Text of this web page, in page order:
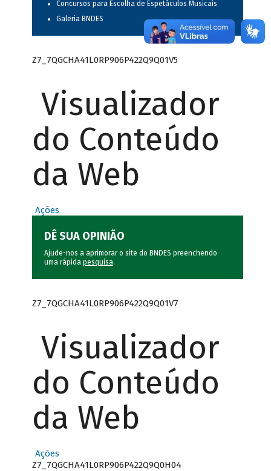
Concursos para Escolha de Espetáculos Musicais
Galeria BNDES
Z7_7QGCHA41L0RP906P422Q9Q01V5
Visualizador
do Conteúdo
da Web
Ações
DÊ SUA OPINIÃO
Ajude-nos a aprimorar o site do BNDES preenchendo
uma rápida pesquisa.
Z7_7QGCHA41L0RP906P422Q9Q01V7
Visualizador
do Conteúdo
da Web
Ações
Z7_7QGCHA41L0RP906P422Q9Q0H04